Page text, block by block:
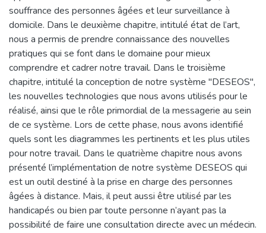
souffrance des personnes âgées et leur surveillance à
domicile. Dans le deuxième chapitre, intitulé état de l’art,
nous a permis de prendre connaissance des nouvelles
pratiques qui se font dans le domaine pour mieux
comprendre et cadrer notre travail. Dans le troisième
chapitre, intitulé la conception de notre système "DESEOS",
les nouvelles technologies que nous avons utilisés pour le
réalisé, ainsi que le rôle primordial de la messagerie au sein
de ce système. Lors de cette phase, nous avons identifié
quels sont les diagrammes les pertinents et les plus utiles
pour notre travail. Dans le quatrième chapitre nous avons
présenté l’implémentation de notre système DESEOS qui
est un outil destiné à la prise en charge des personnes
âgées à distance. Mais, il peut aussi être utilisé par les
handicapés ou bien par toute personne n’ayant pas la
possibilité de faire une consultation directe avec un médecin.